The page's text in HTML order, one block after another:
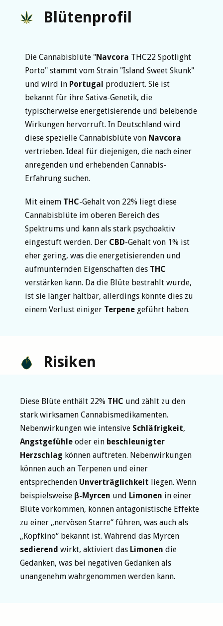
Blütenprofil
Die Cannabisblüte "Navcora THC22 Spotlight
Porto" stammt vom Strain "Island Sweet Skunk"
und wird in Portugal produziert. Sie ist
bekannt für ihre Sativa-Genetik, die
typischerweise energetisierende und belebende
Wirkungen hervorruft. In Deutschland wird
diese spezielle Cannabisblüte von Navcora
vertrieben. Ideal für diejenigen, die nach einer
anregenden und erhebenden Cannabis-
Erfahrung suchen.
Mit einem THC-Gehalt von 22% liegt diese
Cannabisblüte im oberen Bereich des
Spektrums und kann als stark psychoaktiv
eingestuft werden. Der CBD-Gehalt von 1% ist
eher gering, was die energetisierenden und
aufmunternden Eigenschaften des THC
verstärken kann. Da die Blüte bestrahlt wurde,
ist sie länger haltbar, allerdings könnte dies zu
einem Verlust einiger Terpene geführt haben.
Risiken
Diese Blüte enthält 22% THC und zählt zu den
stark wirksamen Cannabismedikamenten.
Nebenwirkungen wie intensive Schläfrigkeit,
Angstgefühle oder ein beschleunigter
Herzschlag können auftreten. Nebenwirkungen
können auch an Terpenen und einer
entsprechenden Unverträglichkeit liegen. Wenn
beispielsweise β-Myrcen und Limonen in einer
Blüte vorkommen, können antagonistische Effekte
zu einer „nervösen Starre“ führen, was auch als
„Kopfkino“ bekannt ist. Während das Myrcen
sedierend wirkt, aktiviert das Limonen die
Gedanken, was bei negativen Gedanken als
unangenehm wahrgenommen werden kann.